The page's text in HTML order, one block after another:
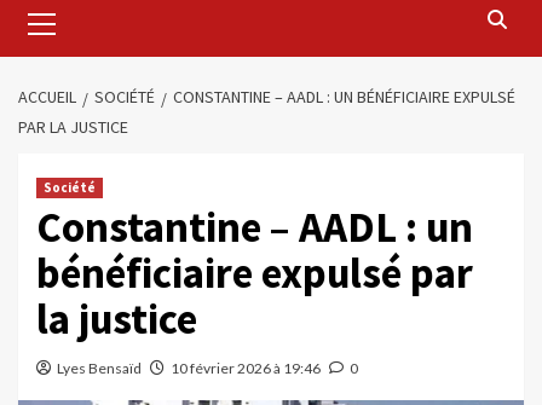
ACCUEIL SOCIÉTÉ
CONSTANTINE – AADL : UN BÉNÉFICIAIRE EXPULSÉ
PAR LA JUSTICE
Société
Constantine – AADL : un
bénéficiaire expulsé par
la justice
Lyes Bensaïd 10 février 2026 à 19:46 0